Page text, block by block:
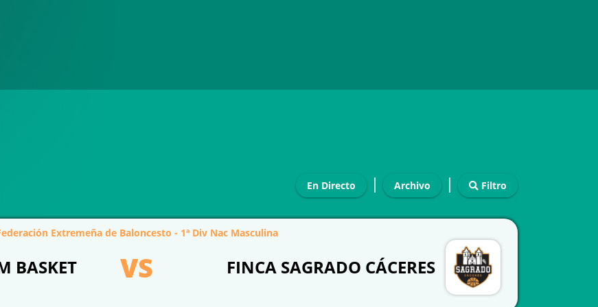
En Directo | Archivo | Filtro
Extremeña de Baloncesto - 1ª Div Nac Masculina
BASKET VS FINCA SAGRADO CÁCERES